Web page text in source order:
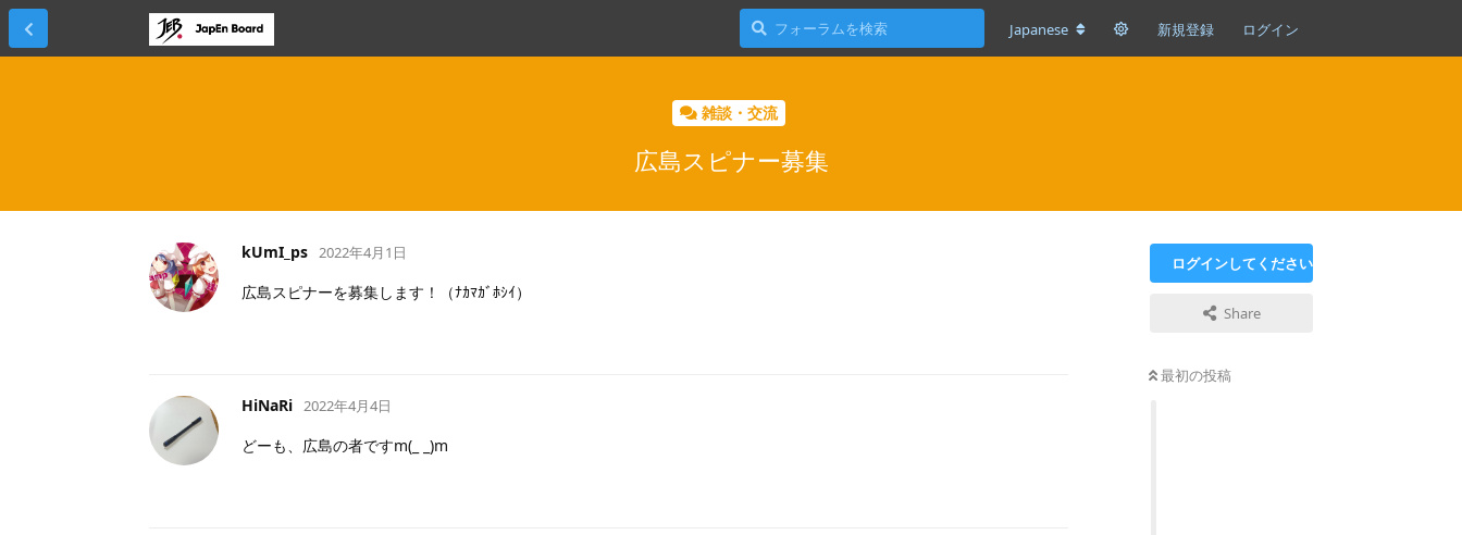
Japanese 新規登録 ログイン
雑談・交流
広島スピナー募集
ログインしてください
Share
最初の投稿
kUmI_ps 2022年4月1日
広島スピナーを募集します！（ﾅｶﾏｶﾞﾎｼｲ）
HiNaRi 2022年4月4日
どーも、広島の者ですm(_ _)m